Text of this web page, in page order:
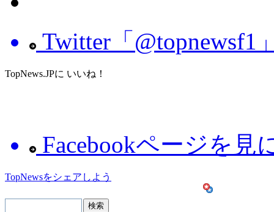
Twitter「@topnewsf1
TopNews.JPに いいね！
Facebookページを見
TopNewsをシェアしよう